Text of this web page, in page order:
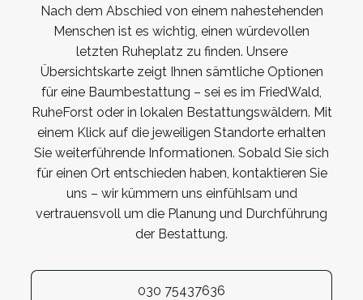
Nach dem Abschied von einem nahestehenden
Menschen ist es wichtig, einen würdevollen
letzten Ruheplatz zu finden. Unsere
Übersichtskarte zeigt Ihnen sämtliche Optionen
für eine Baumbestattung – sei es im FriedWald,
RuheForst oder in lokalen Bestattungswäldern. Mit
einem Klick auf die jeweiligen Standorte erhalten
Sie weiterführende Informationen. Sobald Sie sich
für einen Ort entschieden haben, kontaktieren Sie
uns – wir kümmern uns einfühlsam und
vertrauensvoll um die Planung und Durchführung
der Bestattung.
030 75437636